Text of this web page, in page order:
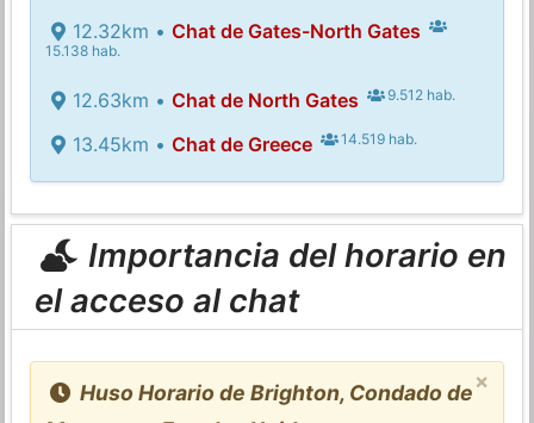
12.32km • Chat de Gates-North Gates
15.138 hab.
12.63km • Chat de North Gates 9.512 hab.
13.45km • Chat de Greece 14.519 hab.
Importancia del horario en
el acceso al chat
×
Huso Horario de Brighton, Condado de